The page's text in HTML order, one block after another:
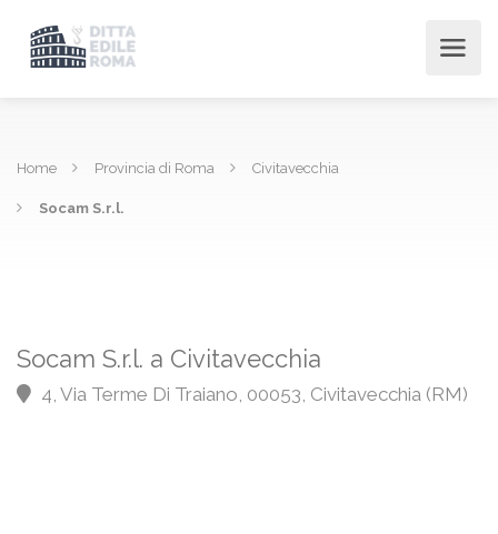
Home Provincia di Roma Civitavecchia
Socam S.r.l.
Socam S.r.l. a Civitavecchia
4, Via Terme Di Traiano, 00053, Civitavecchia (RM)